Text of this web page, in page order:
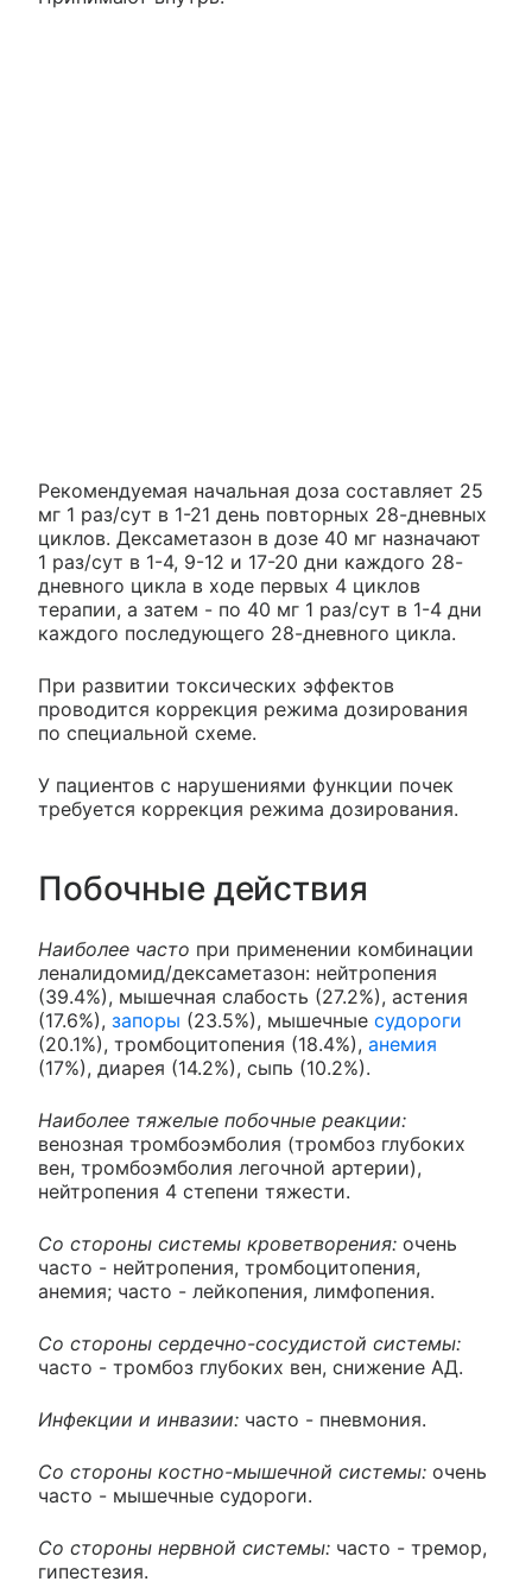
Рекомендуемая начальная доза составляет 25
мг 1 раз/сут в 1-21 день повторных 28-дневных
циклов. Дексаметазон в дозе 40 мг назначают
1 раз/сут в 1-4, 9-12 и 17-20 дни каждого 28-
дневного цикла в ходе первых 4 циклов
терапии, а затем - по 40 мг 1 раз/сут в 1-4 дни
каждого последующего 28-дневного цикла.
При развитии токсических эффектов
проводится коррекция режима дозирования
по специальной схеме.
У пациентов с нарушениями функции почек
требуется коррекция режима дозирования.
Побочные действия
Наиболее часто при применении комбинации
леналидомид/дексаметазон: нейтропения
(39.4%), мышечная слабость (27.2%), астения
(17.6%), запоры (23.5%), мышечные судороги
(20.1%), тромбоцитопения (18.4%), анемия
(17%), диарея (14.2%), сыпь (10.2%).
Наиболее тяжелые побочные реакции:
венозная тромбоэмболия (тромбоз глубоких
вен, тромбоэмболия легочной артерии),
нейтропения 4 степени тяжести.
Со стороны системы кроветворения: очень
часто - нейтропения, тромбоцитопения,
анемия; часто - лейкопения, лимфопения.
Со стороны сердечно-сосудистой системы:
часто - тромбоз глубоких вен, снижение АД.
Инфекции и инвазии: часто - пневмония.
Со стороны костно-мышечной системы: очень
часто - мышечные судороги.
Со стороны нервной системы: часто - тремор,
гипестезия.